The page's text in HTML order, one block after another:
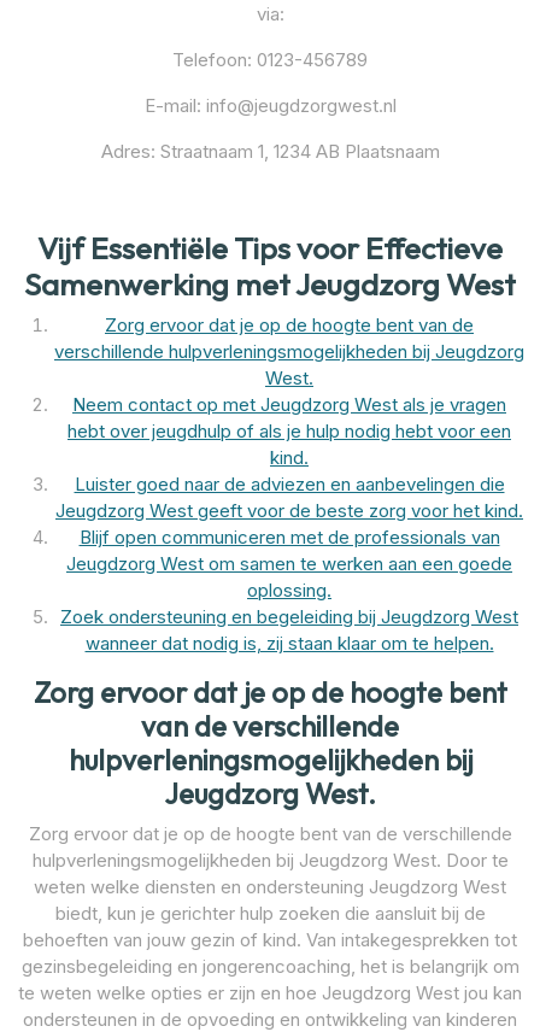
via:
Telefoon: 0123-456789
E-mail: info@jeugdzorgwest.nl
Adres: Straatnaam 1, 1234 AB Plaatsnaam
Vijf Essentiële Tips voor Effectieve
Samenwerking met Jeugdzorg West
Zorg ervoor dat je op de hoogte bent van de
verschillende hulpverleningsmogelijkheden bij Jeugdzorg
West.
Neem contact op met Jeugdzorg West als je vragen
hebt over jeugdhulp of als je hulp nodig hebt voor een
kind.
Luister goed naar de adviezen en aanbevelingen die
Jeugdzorg West geeft voor de beste zorg voor het kind.
Blijf open communiceren met de professionals van
Jeugdzorg West om samen te werken aan een goede
oplossing.
Zoek ondersteuning en begeleiding bij Jeugdzorg West
wanneer dat nodig is, zij staan klaar om te helpen.
Zorg ervoor dat je op de hoogte bent
van de verschillende
hulpverleningsmogelijkheden bij
Jeugdzorg West.
Zorg ervoor dat je op de hoogte bent van de verschillende
hulpverleningsmogelijkheden bij Jeugdzorg West. Door te
weten welke diensten en ondersteuning Jeugdzorg West
biedt, kun je gerichter hulp zoeken die aansluit bij de
behoeften van jouw gezin of kind. Van intakegesprekken tot
gezinsbegeleiding en jongerencoaching, het is belangrijk om
te weten welke opties er zijn en hoe Jeugdzorg West jou kan
ondersteunen in de opvoeding en ontwikkeling van kinderen